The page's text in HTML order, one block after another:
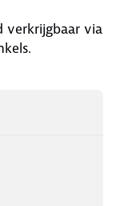
verkrijgbaar via